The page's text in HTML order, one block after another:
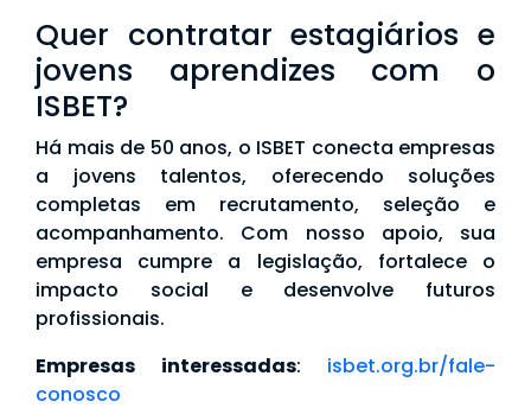
Quer contratar estagiários e
jovens aprendizes com o
ISBET?
Há mais de 50 anos, o ISBET conecta empresas
a jovens talentos, oferecendo soluções
completas em recrutamento, seleção e
acompanhamento. Com nosso apoio, sua
empresa cumpre a legislação, fortalece o
impacto social e desenvolve futuros
profissionais.
Empresas interessadas: isbet.org.br/fale-
conosco